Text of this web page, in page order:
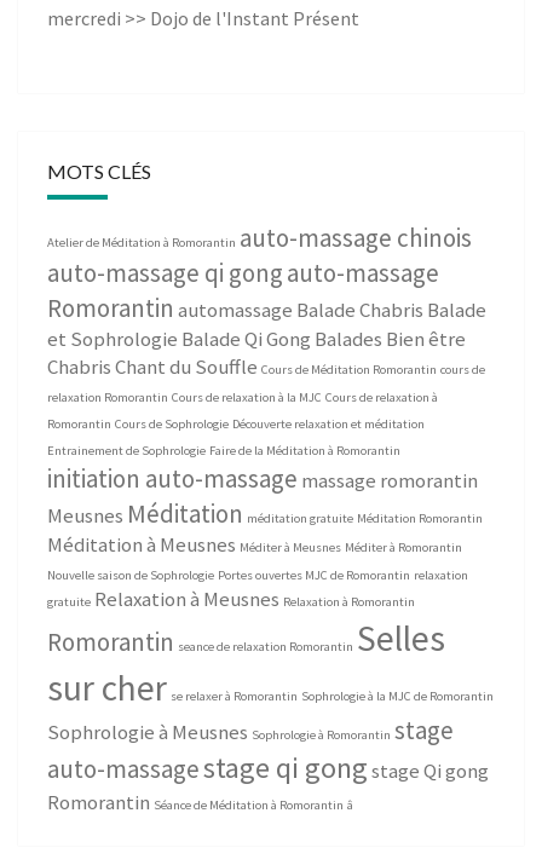
mercredi >> Dojo de l'Instant Présent
MOTS CLÉS
Atelier de Méditation à Romorantin auto-massage chinois
auto-massage qi gongauto-massage
Romorantin automassage Balade Chabris Balade
et Sophrologie Balade Qi Gong Balades Bien être
ChabrisChant du Souffle Cours de Méditation Romorantin cours de
relaxation Romorantin Cours de relaxation à la MJC Cours de relaxation à
Romorantin Cours de Sophrologie Découverte relaxation et méditation
Entrainement de Sophrologie Faire de la Méditation à Romorantin
initiation auto-massage massage romorantin
Meusnes Méditation méditation gratuite Méditation Romorantin
Méditation à Meusnes Méditer à Meusnes Méditer à Romorantin
Nouvelle saison de Sophrologie Portes ouvertes MJC de Romorantin relaxation
gratuite Relaxation à Meusnes Relaxation à Romorantin
Romorantin seance de relaxation Romorantin Selles
sur cher se relaxer à Romorantin Sophrologie à la MJC de Romorantin
Sophrologie à Meusnes Sophrologie à Romorantin stage
auto-massagestage qi gongstage Qi gong
Romorantin Séance de Méditation à Romorantin â